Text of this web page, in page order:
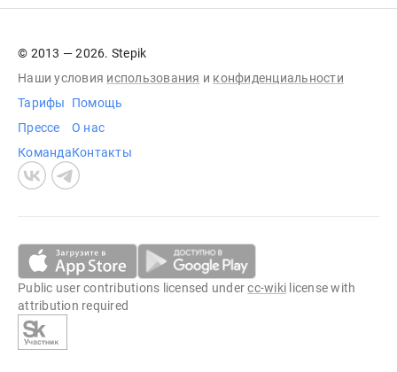
© 2013 — 2026. Stepik
Наши условия использования и конфиденциальности
Тарифы
Прессе
Команда
Помощь
О нас
Контакты
Public user contributions licensed undercc-wiki license with
attribution required